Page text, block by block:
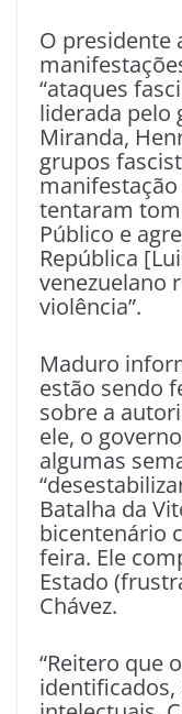
O presidente
“ataques
liderada pelo
Miranda,
grupos
tentaram
Público e
República
venezuelano
violência”.
Maduro
estão sendo
sobre a
ele, o
algumas
Batalha da
bicentenário
feira. Ele
Estado
Chávez.
“Reitero que